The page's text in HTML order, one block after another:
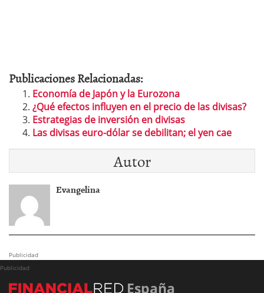
Publicaciones Relacionadas:
Economía de Japón y la Eurozona
¿Qué efectos influyen en el precio de las divisas?
Estrategias de inversión en divisas
Las divisas euro-dólar se debilitan; el yen cae
Autor
Evangelina
Publicidad
Publicidad
España